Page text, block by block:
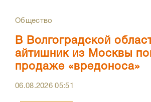
Общество
В Волгоградской
айтишник из Москвы
продаже «вредоноса»
06.08.202605:51